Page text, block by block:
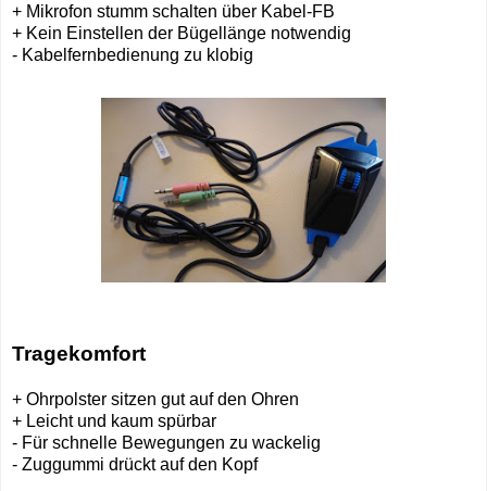
+ Mikrofon stumm schalten über Kabel-FB
+ Kein Einstellen der Bügellänge notwendig
- Kabelfernbedienung zu klobig
Tragekomfort
+ Ohrpolster sitzen gut auf den Ohren
+ Leicht und kaum spürbar
- Für schnelle Bewegungen zu wackelig
- Zuggummi drückt auf den Kopf